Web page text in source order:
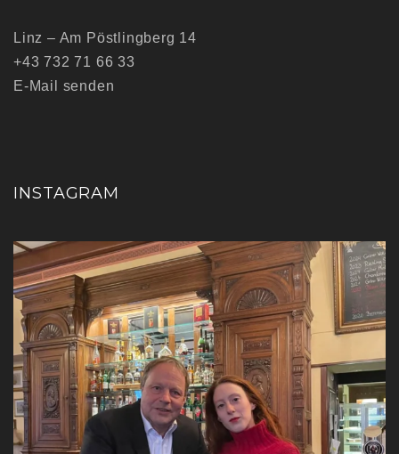
Linz – Am Pöstlingberg 14
+43 732 71 66 33
E-Mail senden
INSTAGRAM